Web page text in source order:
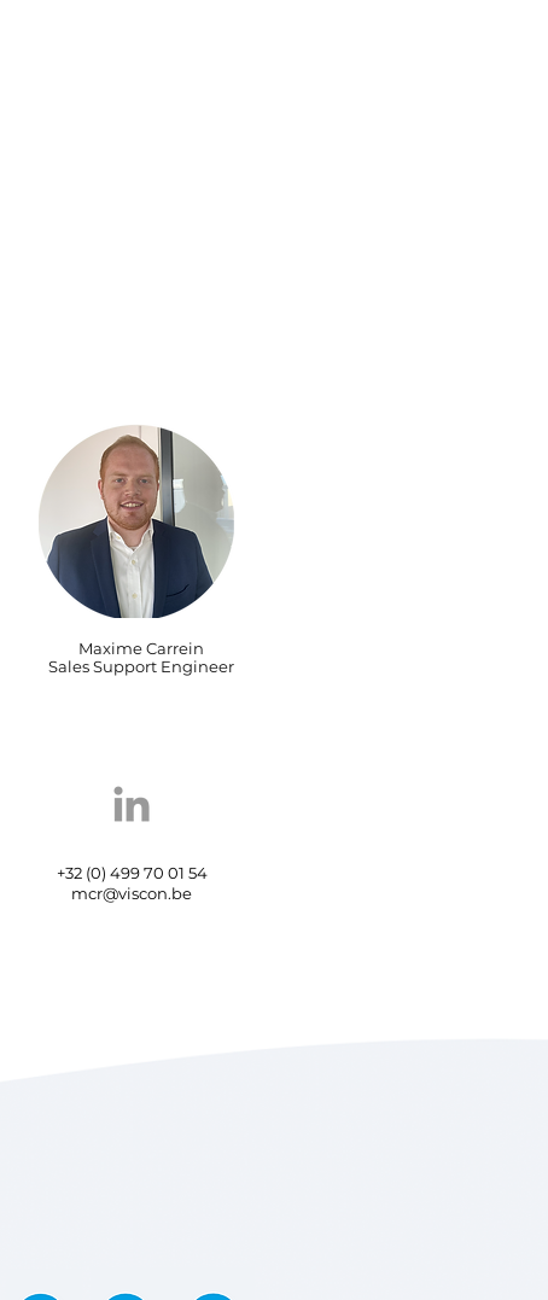
Maxime Carrein
Sales Support Engineer
+32 (0) 499 70 01 54
mcr@viscon.be